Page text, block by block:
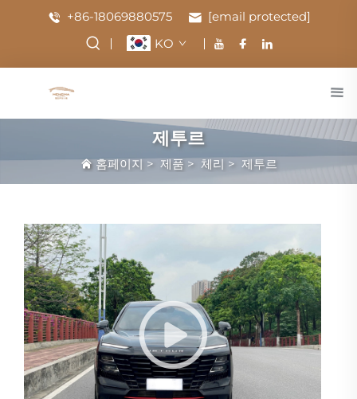
+86-18069880575
[email protected]
KO
제투르
홈페이지 > 제품 > 체리 > 제투르